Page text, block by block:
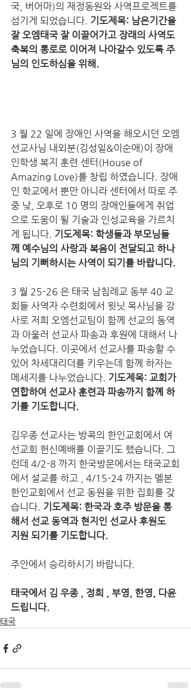
국, 버어마)의 재정동원와 사역프로젝트를
섬기게 되었습니다. 기도제목: 남은기간을
잘 오엠태국 잘 이끌어가고 장래의 사역도
축복의 통로로 이어져 나아갈수 있도록 주
님의 인도하심을 위해.
3 월 22 일에 장애인 사역을 해오시던 오엠
선교사님 내외분(김성일&이순애)이 장애
인학생 복지 훈련 센터(House of
Amazing Love)를 창립 하였습니다. 장애
인 학교에서 뿐만 아니라 센터에서 따로 주
중 낮, 오후로 10 명의 장애인들에게 취업
으로 도움이 될 기술과 인성교육을 가르치
게 됩니다. 기도제목: 학생들과 부모님들
께 예수님의 사랑과 복음이 전달되고 하나
님의 기뻐하시는 사역이 되기를 바랍니다.
3 월 25-26 은 태국 남침례교 동부 40 교
회들 사역자 수련회에서 윗닛 목사님을 강
사로 저희 오엠선교팀이 함께 선교의 동역
과 아울러 선교사 파송과 후원에 대해서 나
누었습니다. 이곳에서 선교사를 파송할 수
있어 차세대리더를 키우는데 함께 하자는
메세지를 나누었습니다. 기도제목: 교회가
연합하여 선교사 훈련과 파송까지 함꼐 하
기를 기도합니다.
김우종 선교사는 방콕의 한인교회에서 여
선교회 헌신예배를 이끌기도 했습니다. 그
런데 4/2-8 까지 한국방문에서는 태국교회
에서 설교를 하고 , 4/15-24 까지는 멜본
한인교회에서 선교 동원을 위한 집회를 갖
습니다. 기도제목: 한국과 호주 방문을 통
해서 선교 동역과 현지인 선교사 후원도
지원 되기를 기도합니다.
주안에서 승리하시기 바랍니다.
태국에서 김 우종 , 정희 , 부영, 한영, 다윤
드립니다.
태국